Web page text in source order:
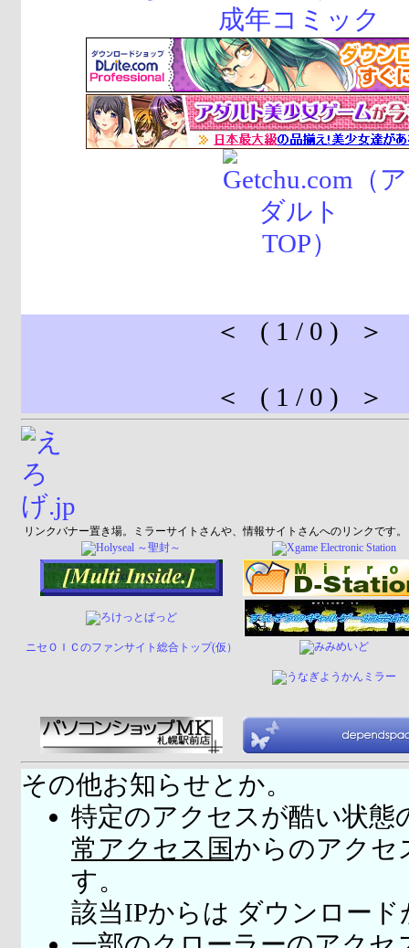
＜ ( 1 / 0 ) ＞
＜ ( 1 / 0 ) ＞
リンクバナー置き場。ミラーサイトさんや、情報サイトさんへのリンクです。
ニセＯＩＣのファンサイト総合トップ(仮）
その他お知らせとか。
特定のアクセスが酷い状態
常アクセス国からのアクセ
す。
該当IPからは ダウンロー